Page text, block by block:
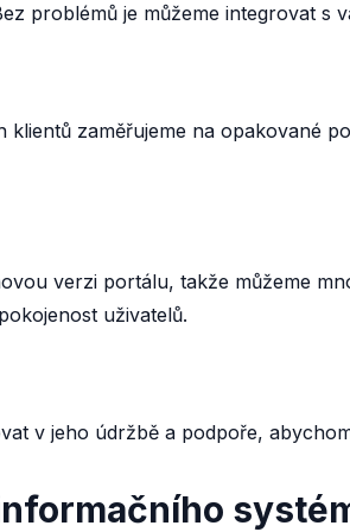
problémů je můžeme integrovat s
zaměřujeme na opakované
verzi portálu, takže můžeme
uživatelů.
v jeho údržbě a podpoře,